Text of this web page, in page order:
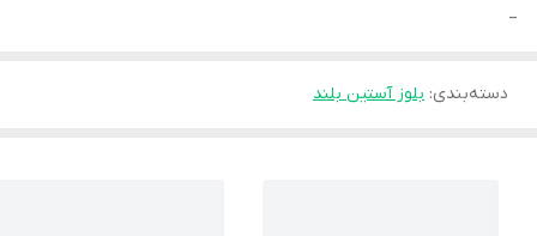
_
دسته‌بندی: بلوز آستین بلند